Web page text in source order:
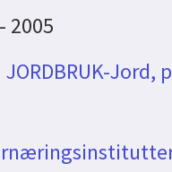
2005
JORDBRUK-Jord,